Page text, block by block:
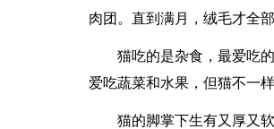
肉团。直到满月，绒毛才全
猫吃的是杂食，最爱吃
爱吃蔬菜和水果，但猫不一
猫的脚掌下生有又厚又